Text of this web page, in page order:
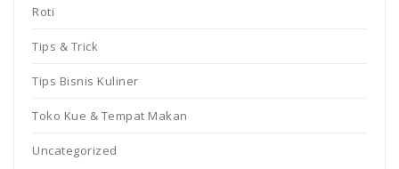
Roti
Tips & Trick
Tips Bisnis Kuliner
Toko Kue & Tempat Makan
Uncategorized